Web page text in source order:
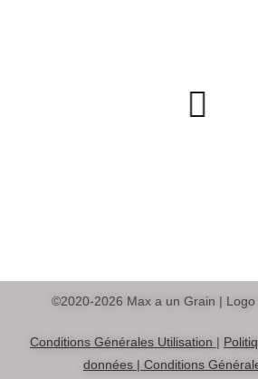
©2020-2026 Max a un Grain |
Conditions Générales Utilisation |
données | Conditions